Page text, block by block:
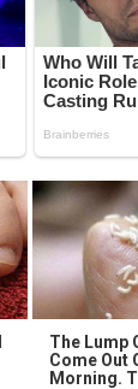
The Lump
Come Out
Morning.